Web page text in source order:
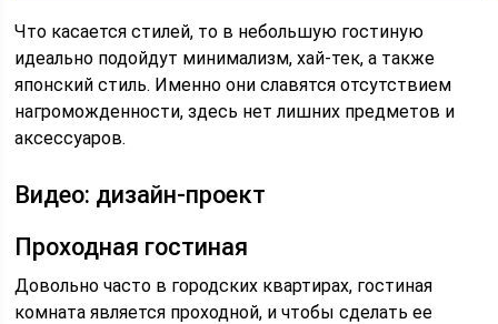
Что касается стилей, то в небольшую гостиную
идеально подойдут минимализм, хай-тек, а также
японский стиль. Именно они славятся отсутствием
нагроможденности, здесь нет лишних предметов и
аксессуаров.
Видео: дизайн-проект
Проходная гостиная
Довольно часто в городских квартирах, гостиная
комната является проходной, и чтобы сделать ее